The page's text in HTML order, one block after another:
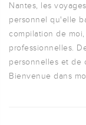
Nantes, les
personnel qu'elle
compilation de
professionnelles.
personnelles et de
Bienvenue dans